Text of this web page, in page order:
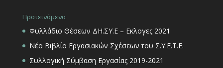
Προτεινόμενα
Φυλλάδιο Θέσεων ΔΗ.ΣΥ.Ε – Εκλογες 2021
Νέο Βιβλίο Εργασιακών Σχέσεων του Σ.Υ.Ε.Τ.Ε.
Συλλογική Σύμβαση Εργασίας 2019-2021